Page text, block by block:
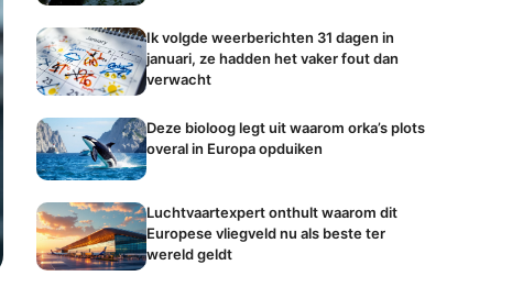
Ik volgde weerberichten 31 dagen in
januari, ze hadden het vaker fout dan
verwacht
Deze bioloog legt uit waarom orka’s plots
overal in Europa opduiken
Luchtvaartexpert onthult waarom dit
Europese vliegveld nu als beste ter
wereld geldt